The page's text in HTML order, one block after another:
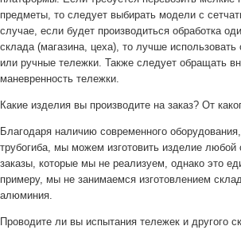
предметы, то следует выбирать модели с
случае, если будет производиться обработка
склада (магазина, цеха), то лучше
или ручные тележки. Также следует обращать
маневренность тележки.
Какие изделия вы производите на заказ? От
Благодаря наличию современного
трубогиба, мы можем изготовить изделие
заказы, которые мы не реализуем, однако это
примеру, мы не занимаемся изготовлением
алюминия.
Проводите ли вы испытания тележек и другого